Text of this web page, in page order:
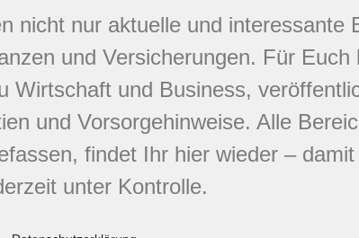
nicht nur aktuelle und interessante
und Versicherungen. Für Euch
Wirtschaft und Business,
und Vorsorgehinweise. Alle
findet Ihr hier wieder –
unter Kontrolle.